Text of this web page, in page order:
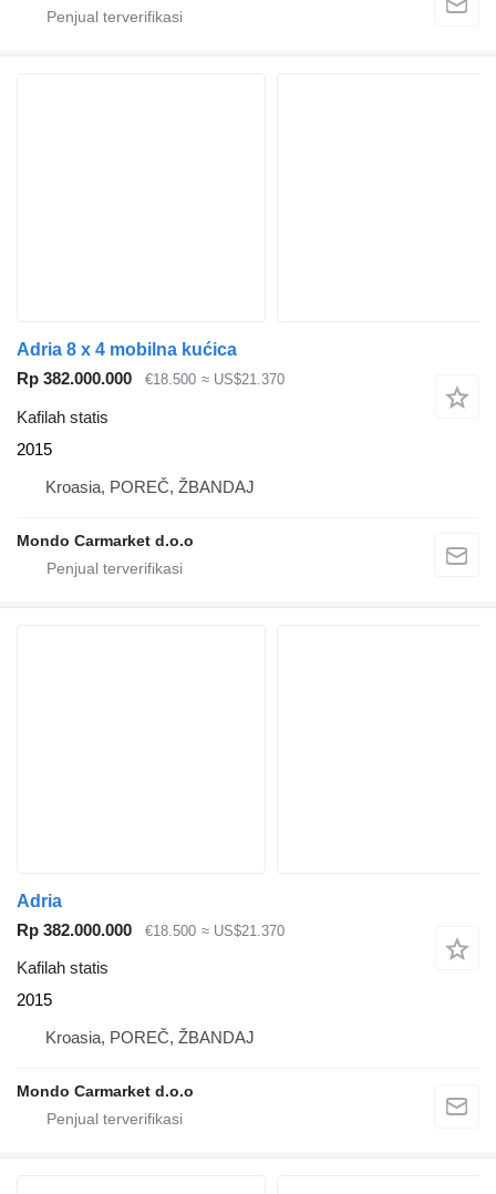
Adria 8 x 4 mobilna kućica
Rp 382.000.000
€18.500 ≈ US$21.370
Kafilah statis
2015
Kroasia, POREČ, ŽBANDAJ
Mondo Carmarket d.o.o
Adria
Rp 382.000.000
€18.500 ≈ US$21.370
Kafilah statis
2015
Kroasia, POREČ, ŽBANDAJ
Mondo Carmarket d.o.o